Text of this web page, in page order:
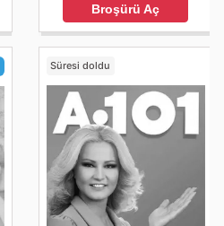
Broşürü Aç
Süresi doldu